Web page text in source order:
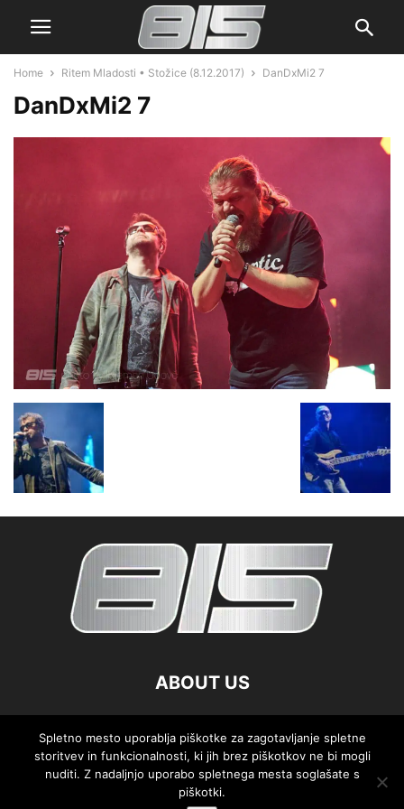
Home Ritem Mladosti • Stožice (8.12.2017) DanDxMi2 7
DanDxMi2 7
ABOUT US
FOLLOW US
Spletno mesto uporablja piškotke za zagotavljanje spletne
storitvev in funkcionalnosti, ki jih brez piškotkov ne bi mogli
nuditi. Z nadaljnjo uporabo spletnega mesta soglašate s
piškotki.